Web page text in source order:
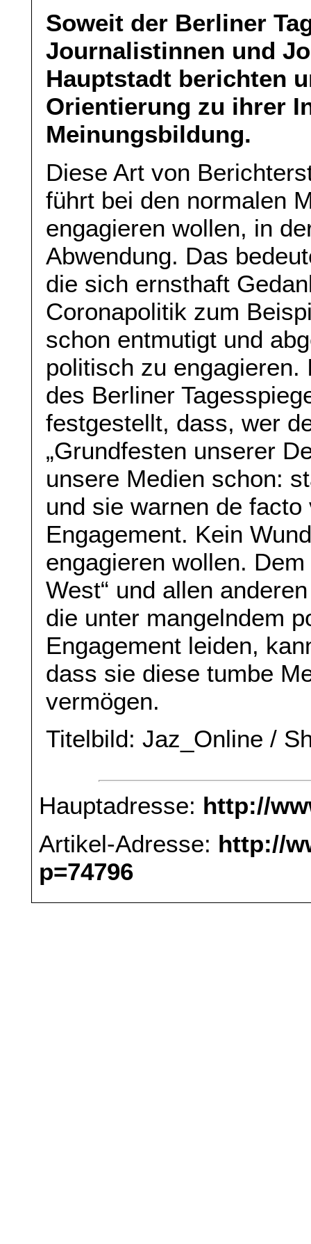
Soweit der Berliner
Journalistinnen und
Hauptstadt berichten
Orientierung zu ihrer
Meinungsbildung.
Diese Art von
führt bei den normalen
engagieren wollen, in
Abwendung. Das
die sich ernsthaft
Coronapolitik zum
schon entmutigt und
politisch zu engagieren.
des Berliner
festgestellt, dass, wer
„Grundfesten unserer
unsere Medien schon:
und sie warnen de
Engagement. Kein
engagieren wollen.
West“ und allen
die unter mangelndem
Engagement leiden,
dass sie diese tumbe
vermögen.
Titelbild: Jaz_Online /
Hauptadresse: http://
Artikel-Adresse: http://
p=74796